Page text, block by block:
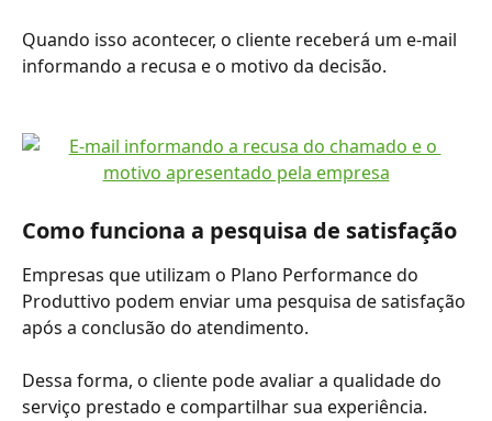
Quando isso acontecer, o cliente receberá um e-mail
informando a recusa e o motivo da decisão.
Como funciona a pesquisa de satisfação
Empresas que utilizam o Plano Performance do
Produttivo podem enviar uma pesquisa de satisfação
após a conclusão do atendimento.
Dessa forma, o cliente pode avaliar a qualidade do
serviço prestado e compartilhar sua experiência.